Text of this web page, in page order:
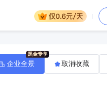
企业全景 取消收藏